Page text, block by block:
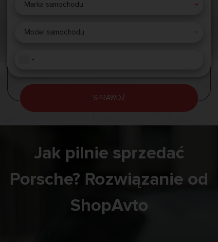
Marka samochodu
Model samochodu
SPRAWDŹ
Jak pilnie sprzedać
Porsche? Rozwiązanie od
ShopAvto